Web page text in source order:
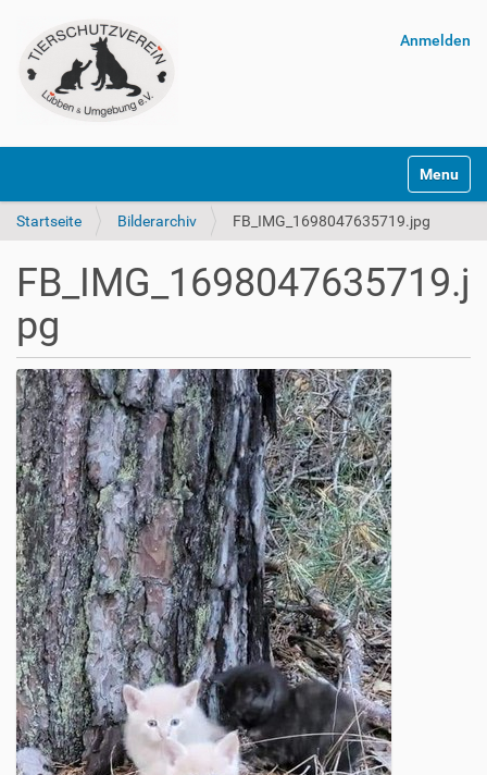
Anmelden
Startseite Bilderarchiv FB_IMG_1698047635719.jpg
FB_IMG_1698047635719.j
pg